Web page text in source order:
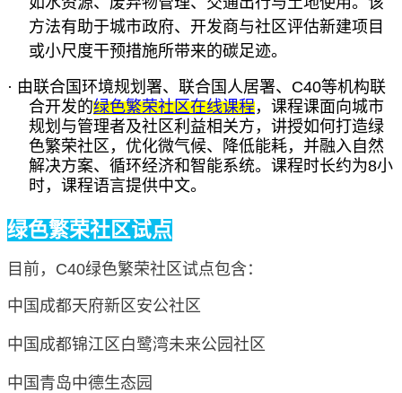
方法有助于城市政府、开发商与社区评估新建项目
或小尺度干预措施所带来的碳足迹。
· 由联合国环境规划署、联合国人居署、 C40等机构联
合开发的绿色繁荣社区在线课程，课程课面向城市
规划与管理者及社区利益相关方，讲授如何打造绿
色繁荣社区，优化微气候、降低能耗，并融入自然
解决方案、循环经济和智能系统。课程时长约为8小
时，课程语言提供中文。
绿色繁荣社区试点
目前， C40绿色繁荣社区试点包含：
中国成都天府新区安公社区
中国成都锦江区白鹭湾未来公园社区
中国青岛中德生态园